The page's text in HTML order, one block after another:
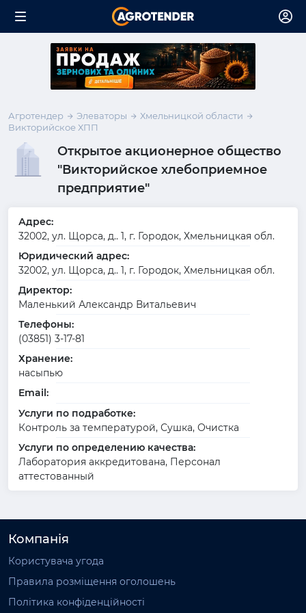
Агротендер Элеваторы
Хмельницкой области
Викторийское ХПП
Открытое акционерное общество
"Викторийское хлебоприемное
предприятие"
Адрес:
32002, ул. Щорса, д.. 1, г. Городок, Хмельницкая обл.
Юридический адрес:
32002, ул. Щорса, д.. 1, г. Городок, Хмельницкая обл.
Директор:
Маленький Александр Витальевич
Телефоны:
(03851) 3-17-81
Хранение:
насыпью
Email:
Услуги по подработке:
Контроль за температурой, Сушка, Очистка
Услуги по определению качества:
Лаборатория аккредитована, Персонал
аттестованный
Компанія
Користувача угода
Правила розміщення оголошень
Політика конфіденційності